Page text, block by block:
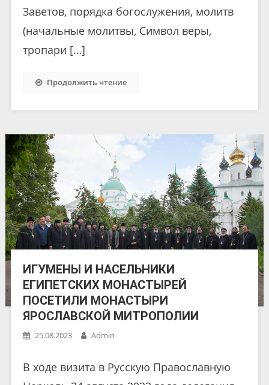
Заветов, порядка богослужения, молитв
(начальные молитвы, Символ веры,
тропари […]
Продолжить чтение
ИГУМЕНЫ И НАСЕЛЬНИКИ
ЕГИПЕТСКИХ МОНАСТЫРЕЙ
ПОСЕТИЛИ МОНАСТЫРИ
ЯРОСЛАВСКОЙ МИТРОПОЛИИ
25.08.2023 Admin
В ходе визита в Русскую Православную